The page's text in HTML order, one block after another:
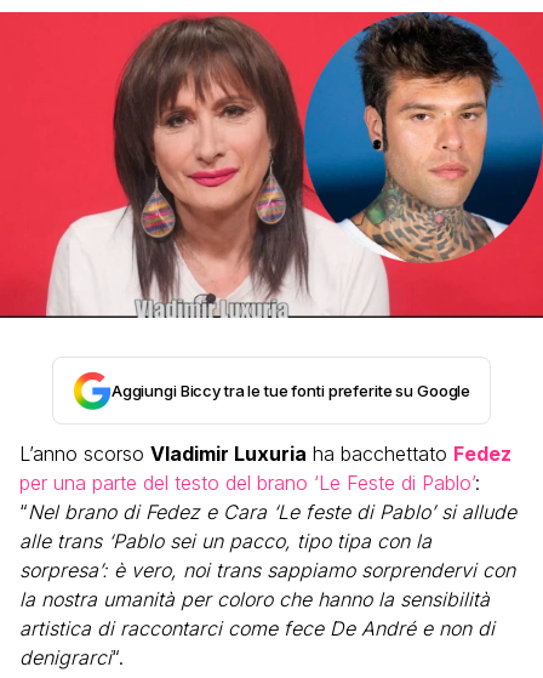
Aggiungi Biccy tra le tue fonti preferite su Google
L’anno scorso Vladimir Luxuria ha bacchettato Fedez
per una parte del testo del brano ‘Le Feste di Pablo’:
“Nel brano di Fedez e Cara ‘Le feste di Pablo’ si allude
alle trans ‘Pablo sei un pacco, tipo tipa con la
sorpresa’: è vero, noi trans sappiamo sorprendervi con
la nostra umanità per coloro che hanno la sensibilità
artistica di raccontarci come fece De André e non di
denigrarci“.